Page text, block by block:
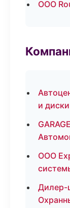
ООО
и диски
ООО
Дилер-